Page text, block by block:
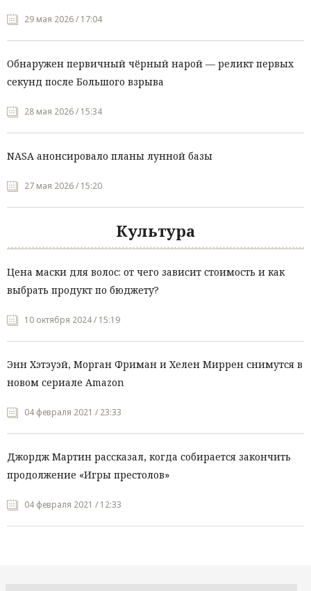
29 мая 2026 / 17:04
Обнаружен первичный чёрный нарой — реликт первых
секунд после Большого взрыва
28 мая 2026 / 15:34
NASA анонсировало планы лунной базы
27 мая 2026 / 15:20
Культура
Цена маски для волос: от чего зависит стоимость и как
выбрать продукт по бюджету?
10 октября 2024 / 15:19
Энн Хэтэуэй, Морган Фриман и Хелен Миррен снимутся в
новом сериале Amazon
04 февраля 2021 / 23:33
Джордж Мартин рассказал, когда собирается закончить
продолжение «Игры престолов»
04 февраля 2021 / 12:33